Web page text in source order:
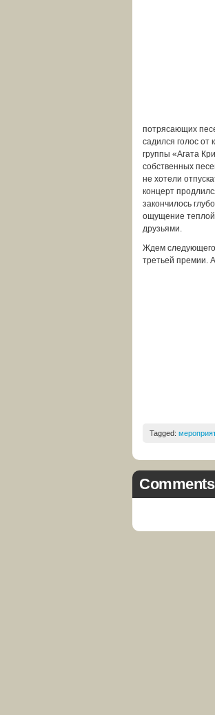
потрясающих
садился голос от
группы «Агата
собственных
не хотели
концерт
закончилось
ощущение
друзьями.
Ждем
третьей премии.
Tagged:
Comments